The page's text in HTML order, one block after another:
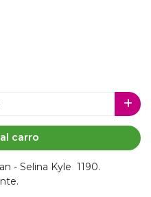
carro
- Selina Kyle 1190.